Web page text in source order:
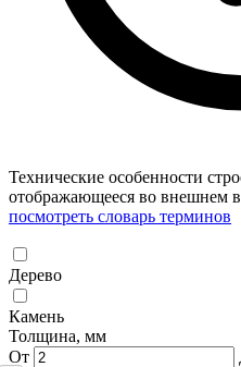
Технические особенности
отображающееся во внешнем
посмотреть словарь терминов
Дерево
Камень
Толщина, мм
От